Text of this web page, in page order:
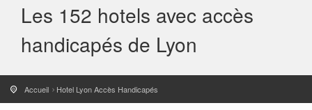
Les 152 hotels avec accès
handicapés de Lyon
Accueil Hotel Lyon Accès Handicapés